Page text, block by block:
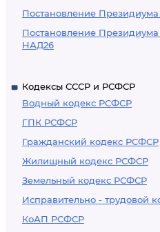
Постановление
Постановление
НАД26
Кодексы СССР и РСФСР
Водный кодекс РСФСР
ГПК РСФСР
Гражданский кодекс РСФСР
Жилищный кодекс РСФСР
Земельный кодекс РСФСР
Исправительно - трудовой
КоАП РСФСР